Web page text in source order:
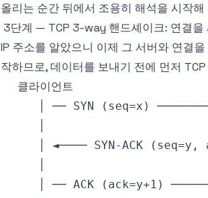
올리는 순간 뒤에서 조용히 해석을 시작
3단계 — TCP 3-way 핸드셰이크: 연결을
IP 주소를 알았으니 이제 그 서버와 연결
작하므로, 데이터를 보내기 전에 먼저